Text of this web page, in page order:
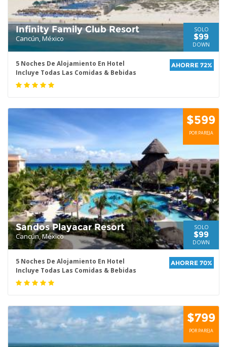
Infinity Family Club Resort
Cancún, México
SOLO
$99
DOWN
5 Noches De Alojamiento En Hotel
Incluye Todas Las Comidas & Bebidas
AHORRE 72%
$599
POR PAREJA
Sandos Playacar Resort
Cancún, México
SOLO
$99
DOWN
5 Noches De Alojamiento En Hotel
Incluye Todas Las Comidas & Bebidas
AHORRE 70%
$799
POR PAREJA